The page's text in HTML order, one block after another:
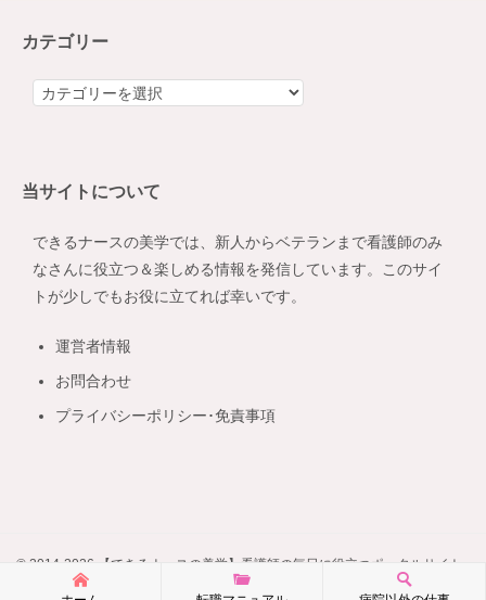
カテゴリー
カ
ー
当サイトについて
できるナースの美学では、新人からベテランまで看護師のみ
なさんに役立つ＆楽しめる情報を発信しています。このサイ
トが少しでもお役に立てれば幸いです。
運営者情報
お問合わせ
プライバシーポリシー･免責事項
© 2014-2026 【できるナースの美学】看護師の毎日に役立つポータルサイト